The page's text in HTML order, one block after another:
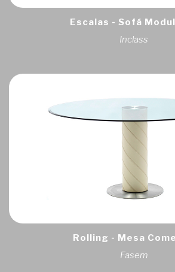
Escalas - Sofá
Inclass
Rolling - Mesa
Fasem